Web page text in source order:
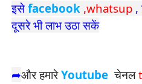
इसे facebook,whatsup,
दूसरे भी लाभ उठा सकें
➦और हमारेYoutubeचेनल